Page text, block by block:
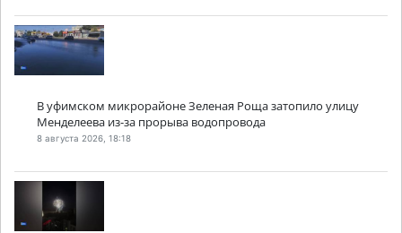
В уфимском микрорайоне Зеленая Роща затопило улицу
Менделеева из-за прорыва водопровода
8 августа 2026, 18:18